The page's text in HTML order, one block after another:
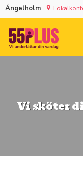
Ängelholm
Vi sköter